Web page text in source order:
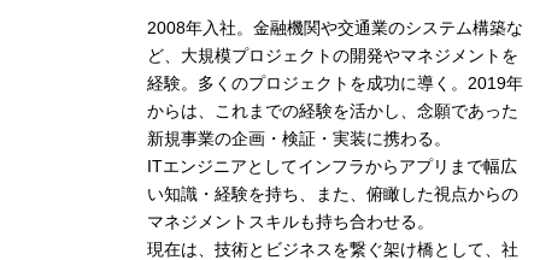
2008年入社。金融機関や交通業のシステム構築な
ど、大規模プロジェクトの開発やマネジメントを
経験。多くのプロジェクトを成功に導く。2019年
からは、これまでの経験を活かし、念願であった
新規事業の企画・検証・実装に携わる。
ITエンジニアとしてインフラからアプリまで幅広
い知識・経験を持ち、また、俯瞰した視点からの
マネジメントスキルも持ち合わせる。
現在は、技術とビジネスを繋ぐ架け橋として、社